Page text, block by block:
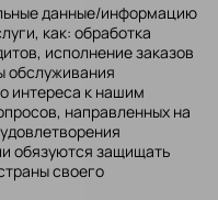
данные/информацию
как: обработка
исполнение заказов
обслуживания
интереса к нашим
направленных на
обязуются защищать
своего